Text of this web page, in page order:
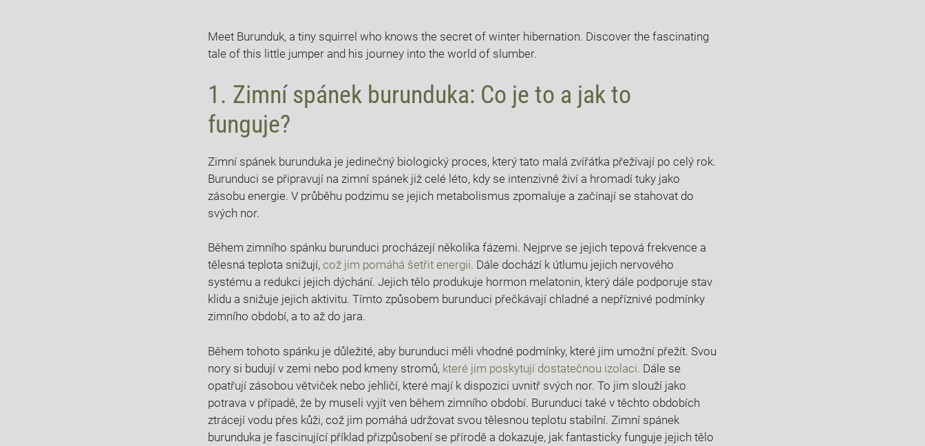
Meet Burunduk, a tiny squirrel who knows the secret of winter hibernation. Discover the fascinating
tale of this little jumper and his journey into the world of slumber.
1. Zimní spánek burunduka: Co je to a jak to
funguje?
Zimní spánek burunduka je jedinečný biologický proces, který tato malá zvířátka přežívají po celý rok.
Burunduci se připravují na zimní spánek již celé léto, kdy se intenzivně živí a hromadí tuky jako
zásobu energie. V průběhu podzimu se jejich metabolismus zpomaluje a začínají se stahovat do
svých nor.
Během zimního spánku burunduci procházejí několika fázemi. Nejprve se jejich tepová frekvence a
tělesná teplota snižují, což jim pomáhá šetřit energii. Dále dochází k útlumu jejich nervového
systému a redukci jejich dýchání. Jejich tělo produkuje hormon melatonin, který dále podporuje stav
klidu a snižuje jejich aktivitu. Tímto způsobem burunduci přečkávají chladné a nepříznivé podmínky
zimního období, a to až do jara.
Během tohoto spánku je důležité, aby burunduci měli vhodné podmínky, které jim umožní přežít. Svou
nory si budují v zemi nebo pod kmeny stromů, které jim poskytují dostatečnou izolaci. Dále se
opatřují zásobou větviček nebo jehličí, které mají k dispozici uvnitř svých nor. To jim slouží jako
potrava v případě, že by museli vyjít ven během zimního období. Burunduci také v těchto obdobích
ztrácejí vodu přes kůži, což jim pomáhá udržovat svou tělesnou teplotu stabilní. Zimní spánek
burunduka je fascinující příklad přizpůsobení se přírodě a dokazuje, jak fantasticky funguje jejich tělo